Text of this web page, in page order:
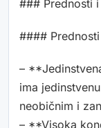
### Prednosti
#### Prednosti
–
ima
neobičnim i
– **Visoka